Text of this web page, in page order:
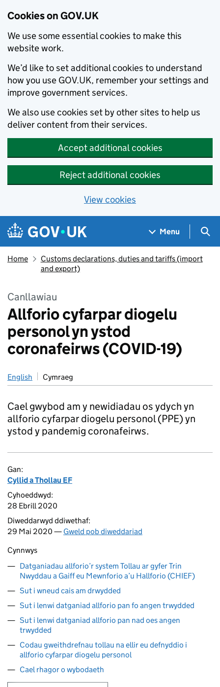
Cookies on GOV.UK
We use some essential cookies to make this
website work.
We’d like to set additional cookies to understand
how you use GOV.UK, remember your settings and
improve government services.
We also use cookies set by other sites to help us
deliver content from their services.
Accept additional cookies
Reject additional cookies
View cookies
Skip to main content
Navigation menu
Menu
Home
Customs declarations, duties and tariffs (import
and export)
Canllawiau
Allforio cyfarpar diogelu
personol yn ystod
coronafeirws (COVID-19)
English Cymraeg
Cael gwybod am y newidiadau os ydych yn
allforio cyfarpar diogelu personol (PPE) yn
ystod y pandemig coronafeirws.
Gan:
Cyllid a Thollau EF
Cyhoeddwyd:
28 Ebrill 2020
Diweddarwyd ddiwethaf:
29 Mai 2020 — Gweld pob diweddariad
Cynnwys
Datganiadau allforio’r system Tollau ar gyfer Trin
Nwyddau a Gaiff eu Mewnforio a’u Hallforio (CHIEF)
Sut i wneud cais am drwydded
Sut i lenwi datganiad allforio pan fo angen trwydded
Sut i lenwi datganiad allforio pan nad oes angen
trwydded
Codau gweithdrefnau tollau na ellir eu defnyddio i
allforio cyfarpar diogelu personol
Cael rhagor o wybodaeth